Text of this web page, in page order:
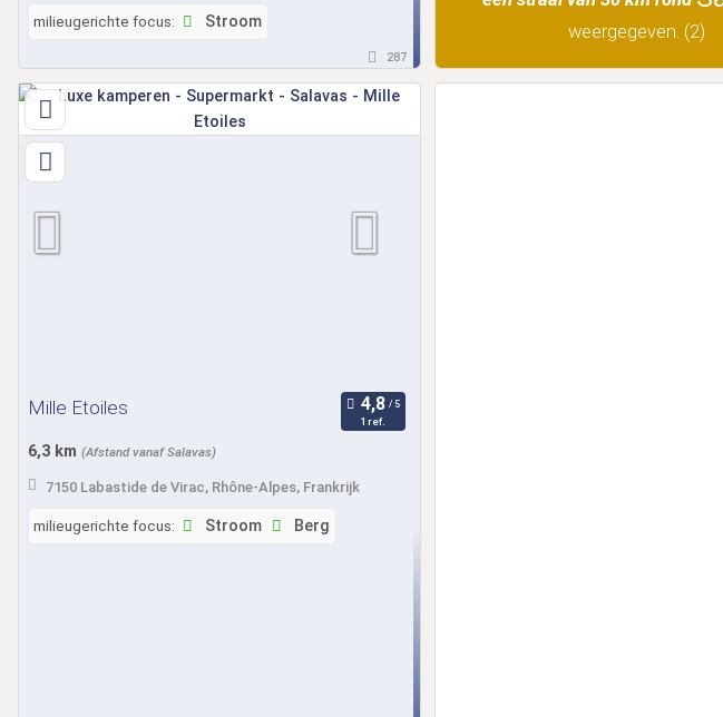
milieugerichte focus: Stroom
287
weergegeven. (2)
Mille Etoiles
1 ref.
6,3 km (Afstand vanaf Salavas)
7150 Labastide de Virac, Rhône-Alpes, Frankrijk
milieugerichte focus: Stroom Berg